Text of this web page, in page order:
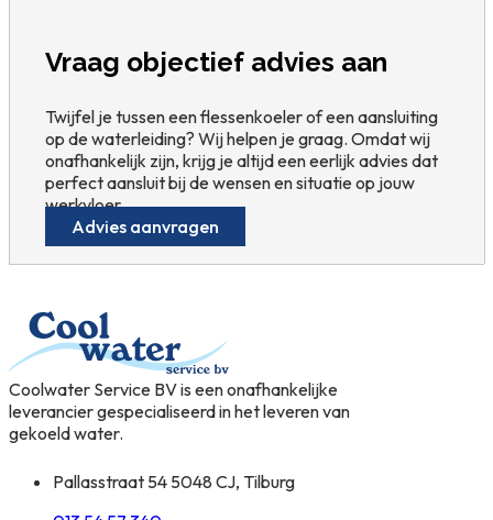
Vraag objectief advies aan
Twijfel je tussen een flessenkoeler of een aansluiting
op de waterleiding? Wij helpen je graag. Omdat wij
onafhankelijk zijn, krijg je altijd een eerlijk advies dat
perfect aansluit bij de wensen en situatie op jouw
werkvloer.
Advies aanvragen
Coolwater Service BV is een onafhankelijke
leverancier gespecialiseerd in het leveren van
gekoeld water.
Pallasstraat 54 5048 CJ, Tilburg